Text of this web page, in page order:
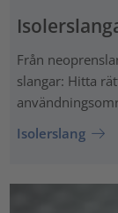
Från
slangar: Hitta
Isolerslang